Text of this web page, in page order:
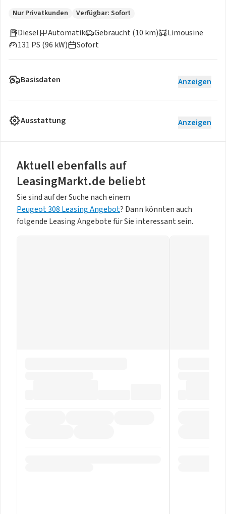
Nur Privatkunden Verfügbar: Sofort
Diesel
Gebraucht (10 km)
131 PS (96 kW)
Automatik
Limousine
Sofort
Basisdaten Anzeigen
Ausstattung Anzeigen
Aktuell ebenfalls auf
LeasingMarkt.de beliebt
Sie sind auf der Suche nach einem
Peugeot 308 Leasing Angebot? Dann könnten auch
folgende Leasing Angebote für Sie interessant sein.